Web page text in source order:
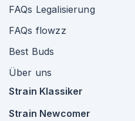
FAQs Legalisierung
FAQs flowzz
Best Buds
Über uns
Strain Klassiker
Strain Newcomer